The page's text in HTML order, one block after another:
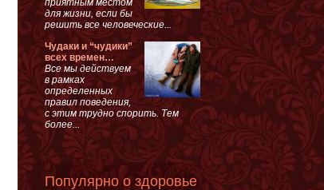
для жизни, если бы
решить все человеческие...
Чудаки и “чудики”
всех времен…
Все мы действуем
в рамках
определенных
правил поведения,
с этим трудно спорить. Тем
более...
Популярно о здоровье